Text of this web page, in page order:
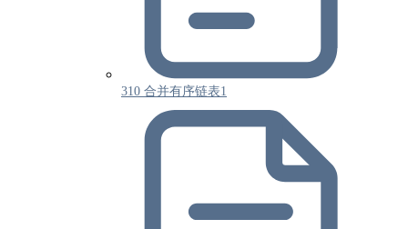
310 合并有序链表1